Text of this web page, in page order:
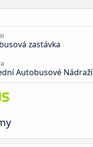
zastávka
Autobusové Nádraží